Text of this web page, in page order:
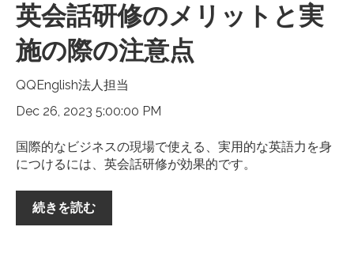
英会話研修のメリットと実
施の際の注意点
QQEnglish法人担当
Dec 26, 2023 5:00:00 PM
国際的なビジネスの現場で使える、実用的な英語力を身
につけるには、英会話研修が効果的です。
続きを読む